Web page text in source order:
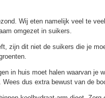
Wij eten namelijk veel te
omgezet in suikers.
zijn dit niet de suikers die je
in huis moet halen waarvan je
dus extra bewust van de